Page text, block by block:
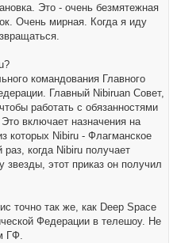
Это - очень безмятежная
Очень мирная. Когда я иду
командования Главного
Главный Nibiruan Совет,
работать с обязанностями
включает назначения на
которых Nibiru - Флагманское
когда Nibiru получает
звезды, этот приказ он получил
точно так же, как Deep Space
Федерации в телешоу. Не
ГФ.